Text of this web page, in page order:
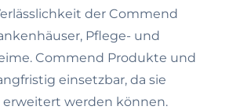
der Commend
Pflege- und
Commend Produkte und
einsetzbar, da sie
werden können.